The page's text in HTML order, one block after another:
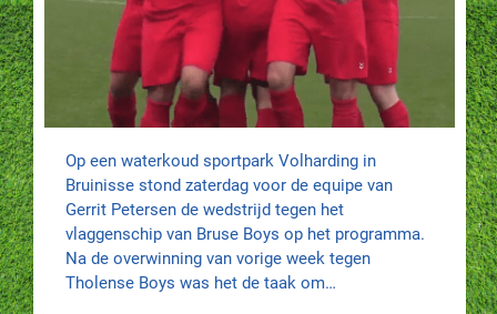
Op een waterkoud sportpark Volharding in
Bruinisse stond zaterdag voor de equipe van
Gerrit Petersen de wedstrijd tegen het
vlaggenschip van Bruse Boys op het programma.
Na de overwinning van vorige week tegen
Tholense Boys was het de taak om…